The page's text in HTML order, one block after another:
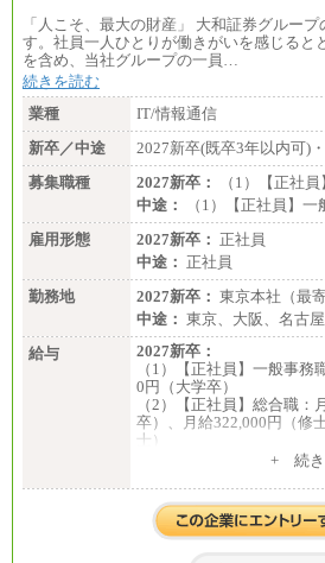
「人こそ、最大の財産」 大和証券グルー
す。社員一人ひとりが働きがいを感じると
を含め、当社グループの一員…
続きを読む
業種
IT/情報通信
新卒／中途
2027新卒(既卒3年以内可)
募集職種
2027新卒：
（1）【正社
中途：
（1）【正社員】
雇用形態
2027新卒： 正社員
中途： 正社員
勤務地
2027新卒： 東京本社（最
中途： 東京、大阪、名古屋
給与
2027新卒：
（1）【正社員】一般事務
0円（大学卒）
（2）【正社員】総合職：
卒）、月給322,000円（修
士）
いません。
※一般事務職種（CS職）
金額を最低額とし、
+ 続き